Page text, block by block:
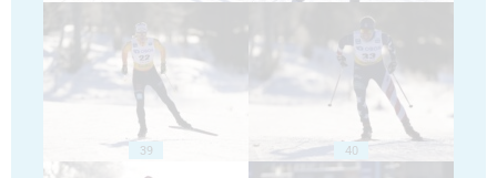
39 40